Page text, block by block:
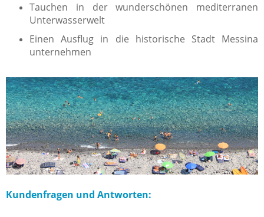
Tauchen in der wunderschönen mediterranen
Unterwasserwelt
Einen Ausflug in die historische Stadt Messina
unternehmen
Kundenfragen und Antworten: